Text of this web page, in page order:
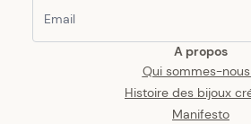
A propos
Qui sommes-
Histoire des bijoux
Manifesto